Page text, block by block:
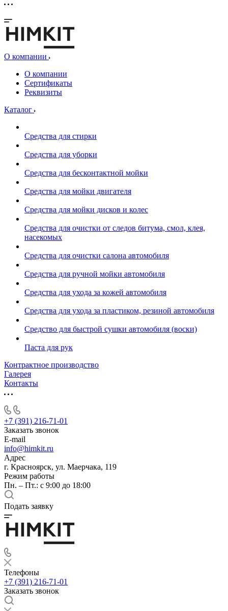
О компании
О компании
Сертификаты
Реквизиты
Каталог
Средства для стирки
Средства для уборки
Средства для бесконтактной мойки
Средства для мойки двигателя
Средства для мойки дисков и колес
Средства для очистки от следов битума, смол, клея,
насекомых
Средства для очистки салона автомобиля
Средства для ручной мойки автомобиля
Средства для ухода за кожей автомобиля
Средства для ухода за пластиком, резиной автомобиля
Средство для быстрой сушки автомобиля (воски)
Паста для рук
Контрактное производство
Галерея
Контакты
+7 (391) 216-71-01
Заказать звонок
E-mail
info@himkit.ru
Адрес
г. Красноярск, ул. Маерчака, 119
Режим работы
Пн. – Пт.: с 9:00 до 18:00
Подать заявку
Телефоны
+7 (391) 216-71-01
Заказать звонок